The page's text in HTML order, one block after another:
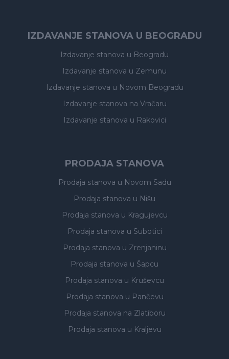
IZDAVANJE STANOVA U BEOGRADU
Izdavanje stanova u Beogradu
Izdavanje stanova u Zemunu
Izdavanje stanova u Novom Beogradu
Izdavanje stanova na Vračaru
Izdavanje stanova u Rakovici
PRODAJA STANOVA
Prodaja stanova u Novom Sadu
Prodaja stanova u Nišu
Prodaja stanova u Kragujevcu
Prodaja stanova u Subotici
Prodaja stanova u Zrenjaninu
Prodaja stanova u Šapcu
Prodaja stanova u Kruševcu
Prodaja stanova u Pančevu
Prodaja stanova na Zlatiboru
Prodaja stanova u Kraljevu